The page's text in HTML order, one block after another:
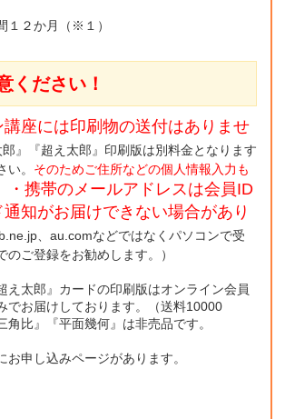
１２か月（※１）
ください！
講座には印刷物の送付はありませ
』『超え太郎』印刷版は別料金となります
。 そのためご住所などの個人情報入力も
・携帯のメールアドレスは会員ID
知がお届けできない場合があり
、au.comなどではなくパソコンで受
のご登録をお勧めします。）
え太郎』カードの印刷版はオンライン会員
でお届けしております。（送料10000
角比』『平面幾何』は非売品です。
お申し込みページがあります。